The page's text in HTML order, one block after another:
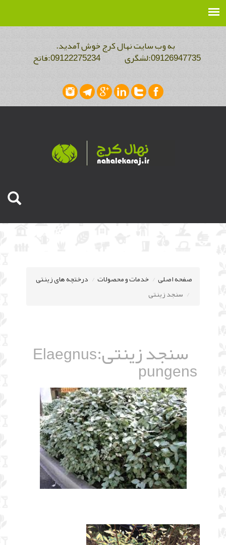
به وب سایت نهال کرج خوش آمدید.
صفحه اصلی خدمات و محصولات
درختچه های زینتی
سنجد زینتی
سنجد زینتی:Elaegnus
pungens